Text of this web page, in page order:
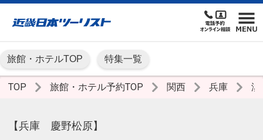
旅館・ホテルTOP 特集一覧
TOP 旅館・ホテル予約TOP 関西 兵庫
【兵庫 慶野松原】